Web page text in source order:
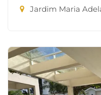
Jardim Maria